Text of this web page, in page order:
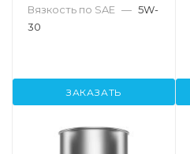
Вязкость по SAE — 5W-
30
ЗАКАЗАТЬ